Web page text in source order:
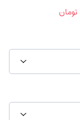
تومان